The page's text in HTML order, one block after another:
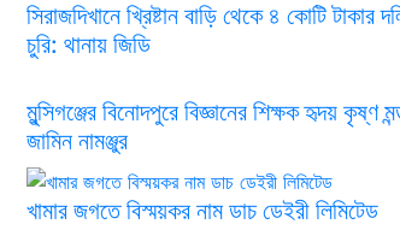
সিরাজদিখানে খ্রিষ্টান বাড়ি থেকে ৪ কোটি টাকার
চুরি: থানায় জিডি
মুন্সিগঞ্জের বিনোদপুরে বিজ্ঞানের শিক্ষক হৃদয় কৃষ্ণ
জামিন নামঞ্জুর
খামার জগতে বিস্ময়কর নাম ডাচ ডেইরী লিমিটেড